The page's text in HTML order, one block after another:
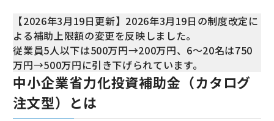
【2026年3月19日更新】2026年3月19日の制度改定に
よる補助上限額の変更を反映しました。
従業員5人以下は500万円→200万円、6〜20名は750
万円→500万円に引き下げられています。
中小企業省力化投資補助金（カタログ
注文型）とは